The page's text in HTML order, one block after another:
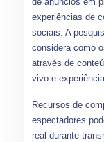
experiências de
sociais. A
considera como
através de
vivo e
Recursos de
espectadores
real durante